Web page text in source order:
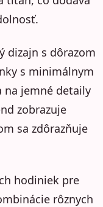
dizajn s dôrazom
s minimálnym
na jemné detaily
zobrazuje
sa zdôrazňuje
hodiniek pre
rôznych